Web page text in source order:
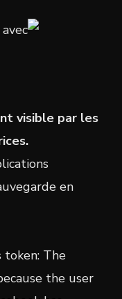
visible par les
en
token: The
the user